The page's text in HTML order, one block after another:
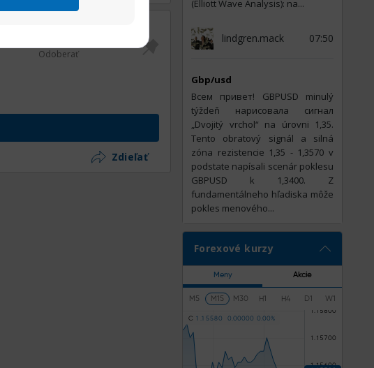
Odoberať
Zdieľať
(Elliott Wave Analysis): na...
lindgren.mack 07:50
Gbp/usd
Всем привет! GBPUSD minulý
týždeň нарисовала сигнал
„Dvojitý vrchol“ na úrovni 1,35.
Tento obratový signál a silná
zóna rezistencie 1,35 - 1,3570 v
podstate napísali scenár poklesu
GBPUSD k 1,3400. Z
fundamentálneho hľadiska môže
pokles menového...
Forexové kurzy
Meny Akcie
M5 M15 M30 H1 H4 D1 W1
C 1 .1 5 580 0 .00000 0 .00 %